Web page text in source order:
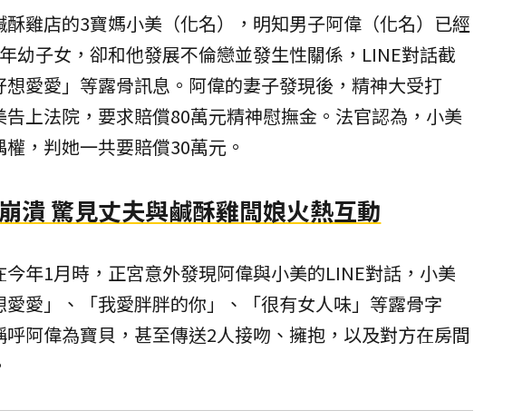
酥雞店的3寶媽小美（化名），明知男子阿偉（化名）已經
幼子女，卻和他發展不倫戀並發生性關係，LINE對話截
想愛愛」等露骨訊息。阿偉的妻子發現後，精神大受打
告上法院 ，要求賠償80萬元精神慰撫金。法官認為，小美
權，判她一共要賠償30萬元。
潰 驚見丈夫與鹹酥雞闆娘火熱互動
今年1月時，正宮意外發現阿偉與小美的LINE對話，小美
愛」、「我愛胖胖的你」、「很有女人味」等露骨字
呼阿偉為寶貝，甚至傳送2人接吻、擁抱，以及對方在房間